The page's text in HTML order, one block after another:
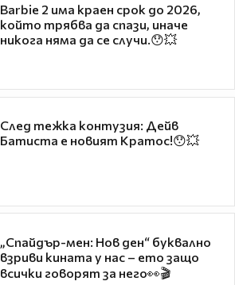
Barbie 2 има краен срок до 2026,
който трябва да спази, иначе
никога няма да се случи.😯💥
След тежка контузия: Дейв
Батиста е новият Кратос!😯💥
„Спайдър-мен: Нов ден“ буквално
взриви кината у нас – ето защо
всички говорят за него👀🎬